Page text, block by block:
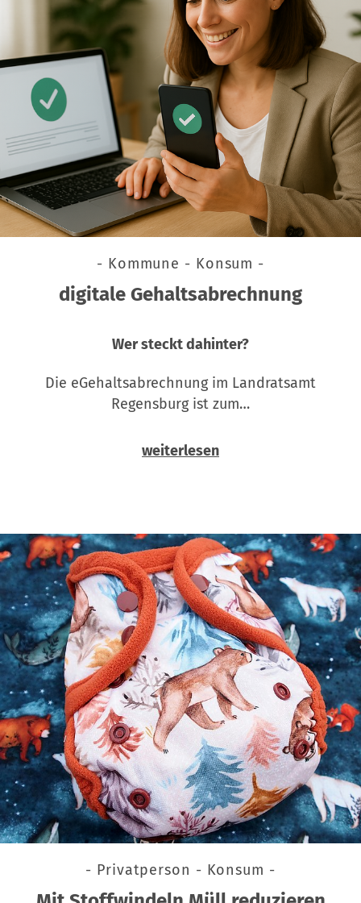
- Kommune - Konsum -
digitale Gehaltsabrechnung
Wer steckt dahinter?
Die eGehaltsabrechnung im Landratsamt
Regensburg ist zum…
weiterlesen
- Privatperson - Konsum -